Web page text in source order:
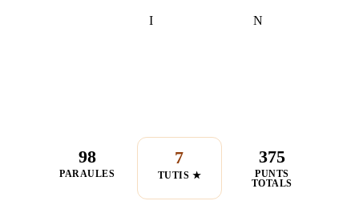
I N
98
PARAULES
7
TUTIS ★
375
PUNTS
TOTALS